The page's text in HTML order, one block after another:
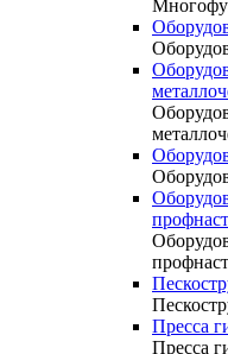
Пресса
Пресса